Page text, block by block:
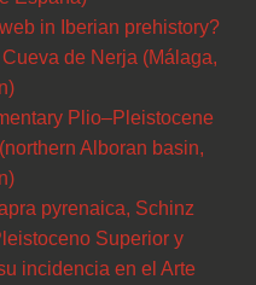
in Iberian prehistory?
de Nerja (Málaga,
Plio–Pleistocene
Alboran basin,
pyrenaica, Schinz
Superior y
incidencia en el Arte